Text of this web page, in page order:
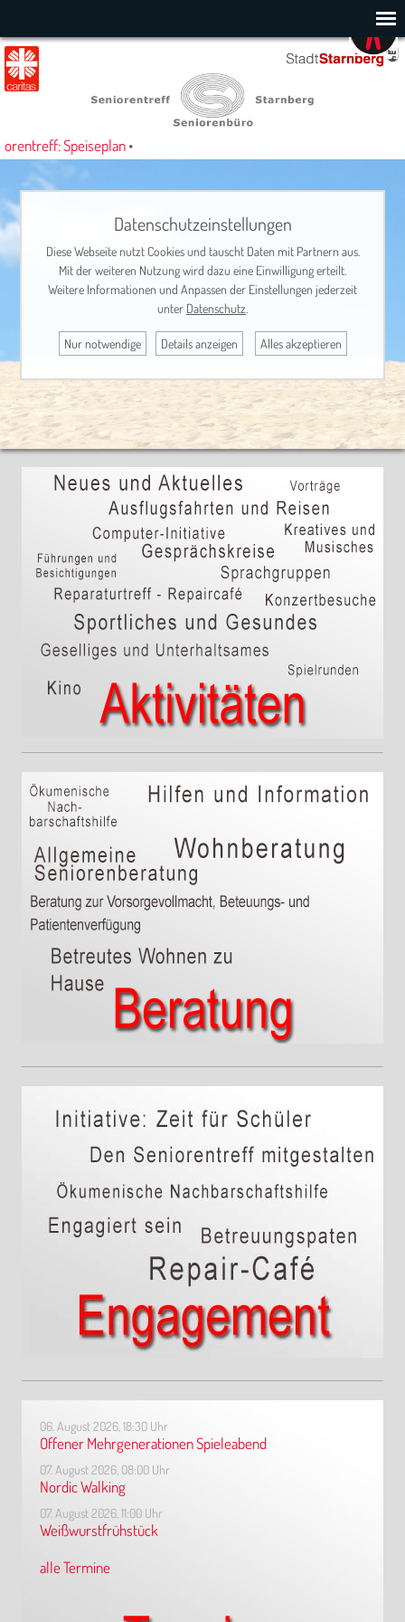
Speiseplan•
06. August 2026, 18:30 Uhr
Offener Mehrgenerationen Spieleabend
07. August 2026, 08:00 Uhr
Nordic Walking
07. August 2026, 11:00 Uhr
Weißwurstfrühstück
alle Termine
Datenschutzeinstellungen
Diese Webseite nutzt Cookies und tauscht Daten mit Partnern aus.
Mit der weiteren Nutzung wird dazu eine Einwilligung erteilt.
Weitere Informationen und Anpassen der Einstellungen jederzeit
unter Datenschutz
Nur notwendige Details anzeigen Alles akzeptieren